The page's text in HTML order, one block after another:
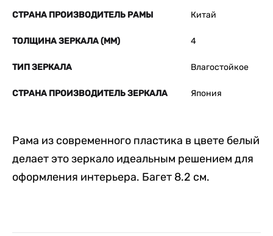
СТРАНА ПРОИЗВОДИТЕЛЬ РАМЫ Китай
ТОЛЩИНА ЗЕРКАЛА (ММ) 4
ТИП ЗЕРКАЛА Влагостойкое
СТРАНА ПРОИЗВОДИТЕЛЬ ЗЕРКАЛА Япония
Рама из современного пластика в цвете белый
делает это зеркало идеальным решением для
оформления интерьера. Багет 8.2 см.